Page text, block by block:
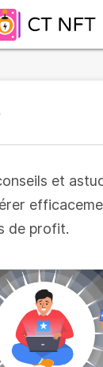
et
de profit.